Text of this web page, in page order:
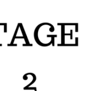
STAGE 2 JOURS
Stages